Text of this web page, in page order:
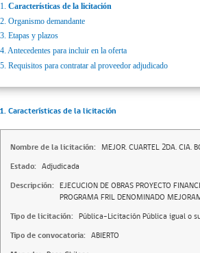
1. Características de la licitación
2. Organismo demandante
3. Etapas y plazos
4. Antecedentes para incluir en la oferta
5. Requisitos para contratar al proveedor adjudicado
1. Características de la licitación
Nombre de la licitación: MEJOR. CUARTEL 2DA. CIA.
Estado: Adjudicada
Descripción: EJECUCION DE OBRAS PROYECTO
PROGRAMA FRIL DENOMINADO
Tipo de licitación: Pública-Licitación Pública igual o
Tipo de convocatoria: ABIERTO